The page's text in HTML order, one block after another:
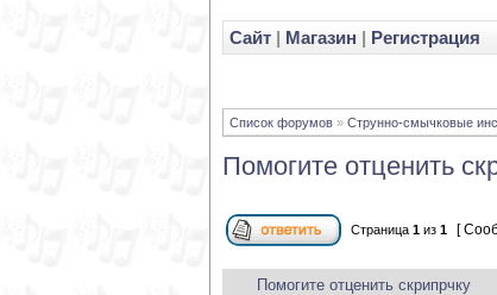
Cайт | Магазин | Регистрация
Список форумов » Струнно-смычковые
Помогите отценить
Страница 1 из 1 [
Помогите отценить скрипрчку